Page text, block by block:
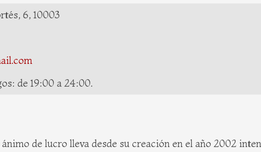
6, 10003
de 19:00 a 24:00.
de lucro lleva desde su creación en el año 2002